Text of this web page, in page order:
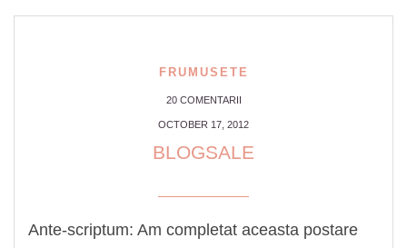
FRUMUSETE
20 COMENTARII
OCTOBER 17, 2012
BLOGSALE
Ante-scriptum: Am completat aceasta postare